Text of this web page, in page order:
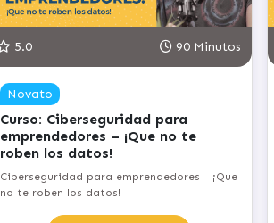
5.0 90 Minutos
Novato
Curso: Ciberseguridad para
emprendedores – ¡Que no te
roben los datos!
Ciberseguridad para emprendedores - ¡Que
no te roben los datos!